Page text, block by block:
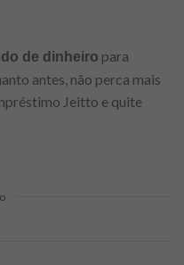
de dinheiro para
antes, não perca mais
Jeitto e quite